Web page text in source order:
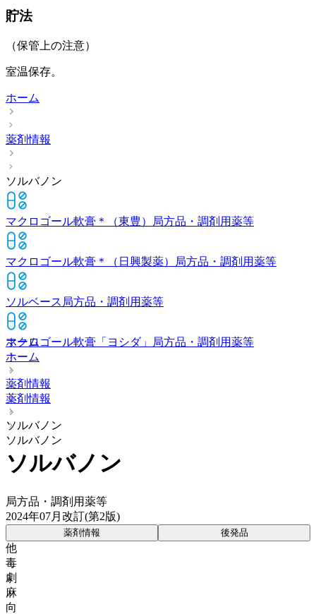
貯法
（保管上の注意）
室温保存。
ホーム
薬剤情報
ソルバノン
マクロゴール軟膏＊（東豊） 局方品・調剤用薬等
マクロゴール軟膏＊（日興製薬） 局方品・調剤用薬等
ソルベース 局方品・調剤用薬等
マクロゴール軟膏「ヨシダ」
局方品・調剤用薬等
ホーム
薬剤情報
ソルバノン
ホーム
薬剤情報
ソルバノン
ソルバノン
局方品・調剤用薬等
2024年07月改訂(第2版)
薬剤情報 後発品
他
毒
劇
麻
向